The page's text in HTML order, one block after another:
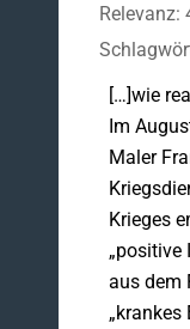
Relevanz:
[…]wie
Im
Maler
Krieges
„positive
aus dem
„krankes